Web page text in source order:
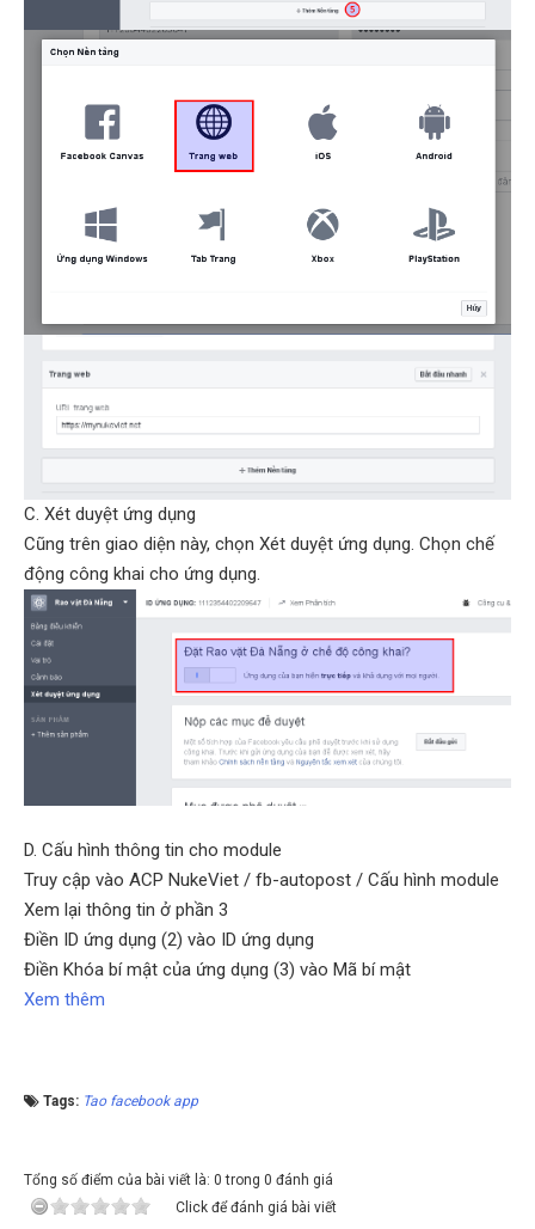
C. Xét duyệt ứng dụng
Cũng trên giao diện này, chọn Xét duyệt ứng dụng. Chọn chế
động công khai cho ứng dụng.
D. Cấu hình thông tin cho module
Truy cập vào ACP NukeViet / fb-autopost / Cấu hình module
Xem lại thông tin ở phần 3
Điền ID ứng dụng (2) vào ID ứng dụng
Điền Khóa bí mật của ứng dụng (3) vào Mã bí mật
Xem thêm
Tags: Tao facebook app
Tổng số điểm của bài viết là: 0 trong 0 đánh giá
Click để đánh giá bài viết